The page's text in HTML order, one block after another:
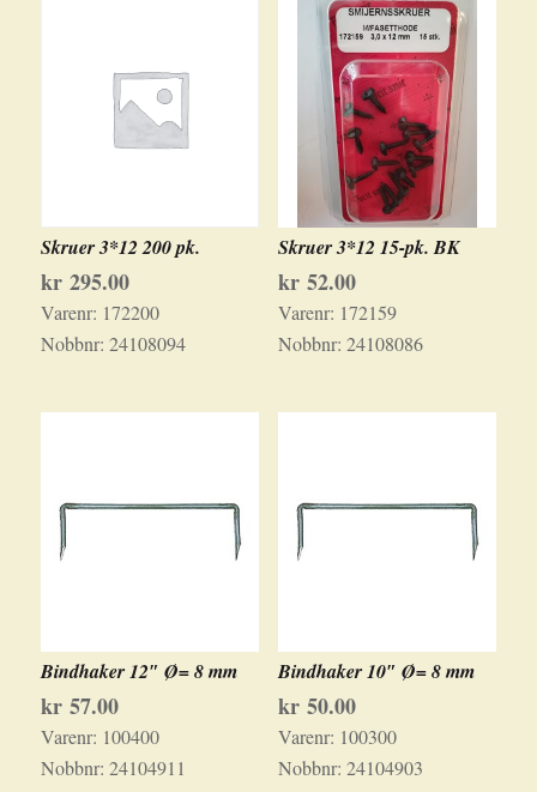
Skruer 3*12 200 pk.
kr295.00
Varenr: 172200
Nobbnr: 24108094
Skruer 3*12 15-pk. BK
kr52.00
Varenr: 172159
Nobbnr: 24108086
Bindhaker 12″ Ø= 8 mm
kr57.00
Varenr: 100400
Nobbnr: 24104911
Bindhaker 10″ Ø= 8 mm
kr50.00
Varenr: 100300
Nobbnr: 24104903